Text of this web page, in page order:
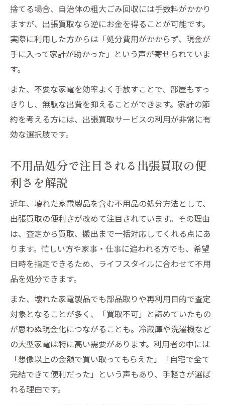
捨てる場合、自治体の粗大ごみ回収には手数料がかかり
ますが、出張買取なら逆にお金を得ることが可能です。
実際に利用した方からは「処分費用がかからず、現金が
手に入って家計が助かった」という声が寄せられていま
す。
また、不要な家電を効率よく手放すことで、部屋もすっ
きりし、無駄な出費を抑えることができます。家計の節
約を考える方には、出張買取サービスの利用が非常に有
効な選択肢です。
不用品処分で注目される出張買取の便
利さを解説
近年、壊れた家電製品を含む不用品の処分方法として、
出張買取の便利さが改めて注目されています。その理由
は、査定から買取、搬出まで一括対応してくれる点にあ
ります。忙しい方や家事・仕事に追われる方でも、希望
日時を指定できるため、ライフスタイルに合わせて不用
品を処分できます。
また、壊れた家電製品でも部品取りや再利用目的で査定
対象となることが多く、「買取不可」と諦めていたもの
が思わぬ現金化につながることも。冷蔵庫や洗濯機など
の大型家電は特に高い需要があります。利用者の中には
「想像以上の金額で買い取ってもらえた」「自宅で全て
完結できて便利だった」という声もあり、手軽さが選ば
れる理由です。